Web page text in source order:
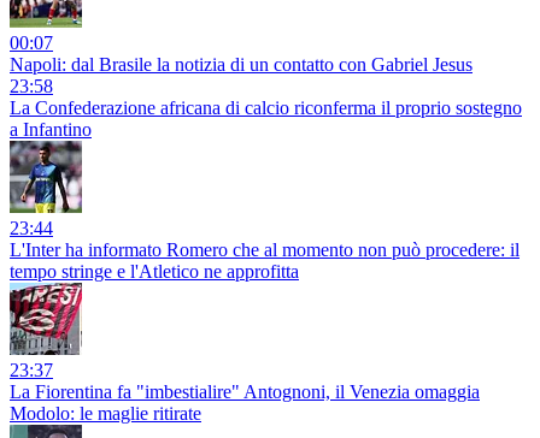
00:07
Napoli: dal Brasile la notizia di un contatto con Gabriel Jesus
23:58
La Confederazione africana di calcio riconferma il proprio sostegno
a Infantino
23:44
L'Inter ha informato Romero che al momento non può procedere: il
tempo stringe e l'Atletico ne approfitta
23:37
La Fiorentina fa "imbestialire" Antognoni, il Venezia omaggia
Modolo: le maglie ritirate